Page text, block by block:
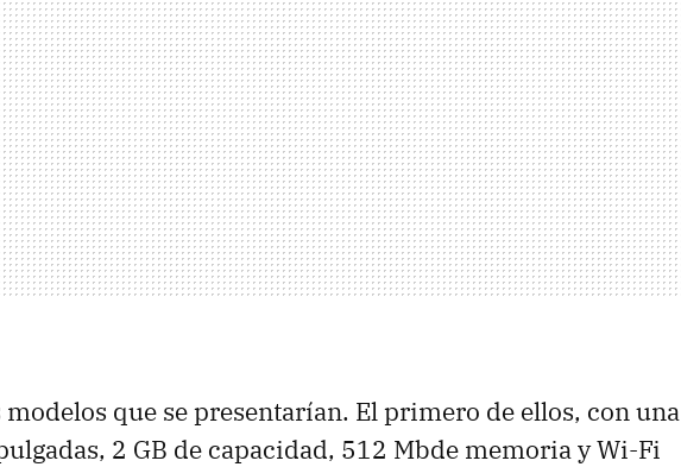
modelos que se presentarían. El primero de ellos, con una
2 GB de capacidad, 512 Mbde memoria y Wi-Fi